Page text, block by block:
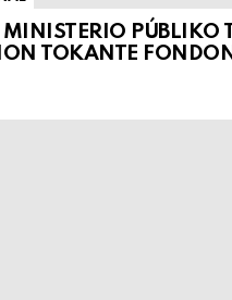
MINISTERIO PÚBLIKO
TOKANTE